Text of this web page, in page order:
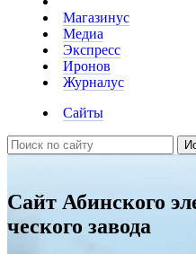
Магазинус
Медиа
Экспресс
Иронов
Журналус
Сайты
Сайт Абинского
ческого завода